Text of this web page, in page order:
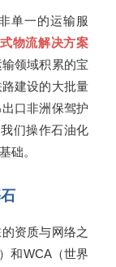
单一的运输服
物流解决方案
领域积累的宝
建设的大批量
口非洲保驾护
们操作石油化
础。
资质与网络之
和WCA（世界